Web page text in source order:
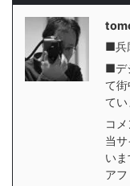
■兵
■デ
て
て
コ
当
いま
ア